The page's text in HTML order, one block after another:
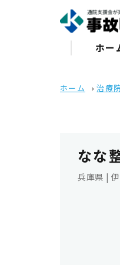
ホー
ホーム ›治療
なな
兵庫県 |